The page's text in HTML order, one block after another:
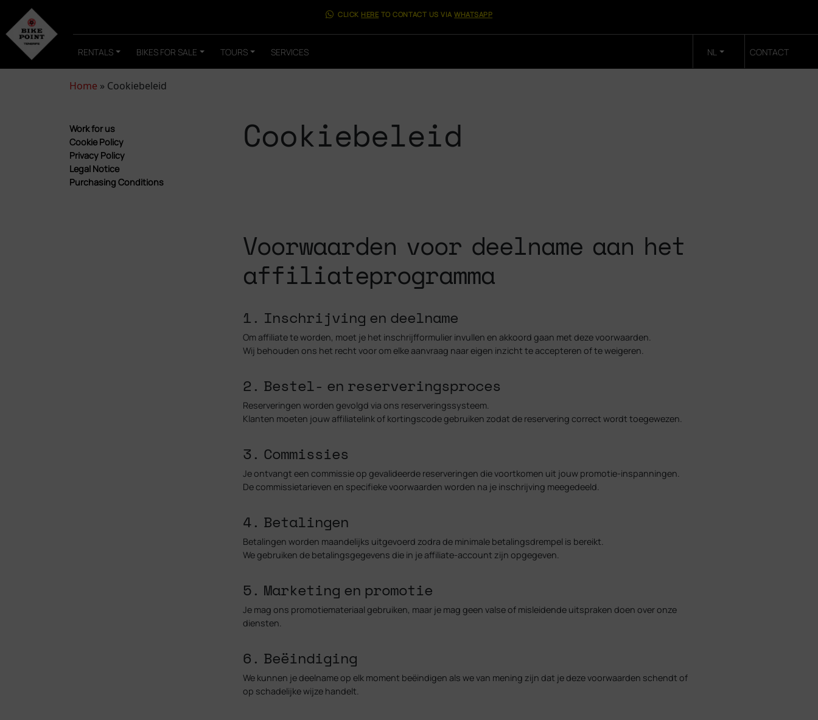
CLICK HERE TO CONTACT US VIAWHATSAPP
RENTALS BIKES FOR SALE TOURS SERVICES NL CONTACT
Home » Cookiebeleid
Work for us
Cookie Policy
Privacy Policy
Legal Notice
Purchasing Conditions
Cookiebeleid
Voorwaarden voor deelname aan het
affiliateprogramma
1. Inschrijving en deelname
Om affiliate te worden, moet je het inschrijfformulier invullen en akkoord gaan met deze voorwaarden.
Wij behouden ons het recht voor om elke aanvraag naar eigen inzicht te accepteren of te weigeren.
2. Bestel- en reserveringsproces
Reserveringen worden gevolgd via ons reserveringssysteem.
Klanten moeten jouw affiliatelink of kortingscode gebruiken zodat de reservering correct wordt toegewezen.
3. Commissies
Je ontvangt een commissie op gevalideerde reserveringen die voortkomen uit jouw promotie-inspanningen.
De commissietarieven en specifieke voorwaarden worden na je inschrijving meegedeeld.
4. Betalingen
Betalingen worden maandelijks uitgevoerd zodra de minimale betalingsdrempel is bereikt.
We gebruiken de betalingsgegevens die in je affiliate-account zijn opgegeven.
5. Marketing en promotie
Je mag ons promotiemateriaal gebruiken, maar je mag geen valse of misleidende uitspraken doen over onze
diensten.
6. Beëindiging
We kunnen je deelname op elk moment beëindigen als we van mening zijn dat je deze voorwaarden schendt of
op schadelijke wijze handelt.